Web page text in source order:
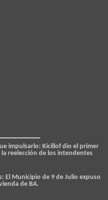
impulsarlo: Kicillof dio el primer
reelección de los intendentes
El Municipio de 9 de Julio expuso
de BA.